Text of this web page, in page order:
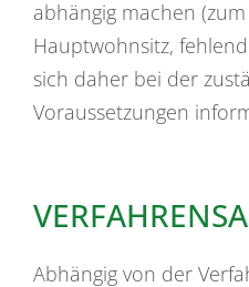
abhängig machen
Hauptwohnsitz,
sich daher bei der
Voraussetzungen
Abhängig von der